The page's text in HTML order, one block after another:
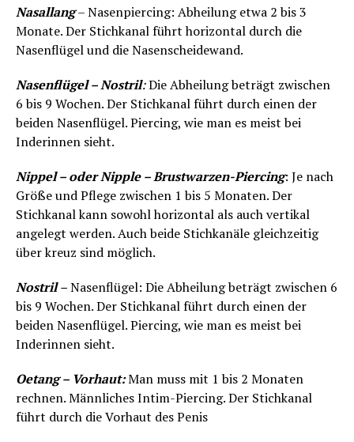
Nasallang– Nasenpiercing: Abheilung etwa 2 bis 3
Monate. Der Stichkanal führt horizontal durch die
Nasenflügel und die Nasenscheidewand.
Nasenflügel – Nostril:Die Abheilung beträgt zwischen
6 bis 9 Wochen. Der Stichkanal führt durch einen der
beiden Nasenflügel. Piercing, wie man es meist bei
Inderinnen sieht.
Nippel – oder Nipple – Brustwarzen-Piercing: Je nach
Größe und Pflege zwischen 1 bis 5 Monaten. Der
Stichkanal kann sowohl horizontal als auch vertikal
angelegt werden. Auch beide Stichkanäle gleichzeitig
über kreuz sind möglich.
Nostril–Nasenflügel: Die Abheilung beträgt zwischen 6
bis 9 Wochen. Der Stichkanal führt durch einen der
beiden Nasenflügel. Piercing, wie man es meist bei
Inderinnen sieht.
Oetang – Vorhaut:Man muss mit 1 bis 2 Monaten
rechnen. Männliches Intim-Piercing. Der Stichkanal
führt durch die Vorhaut des Penis